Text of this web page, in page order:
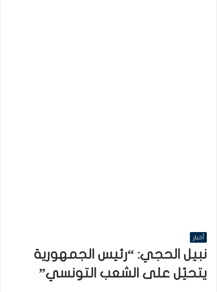
أخبار
نبيل الحجي: “رئيس الجمهورية
يتحيّل على الشعب التونسي”